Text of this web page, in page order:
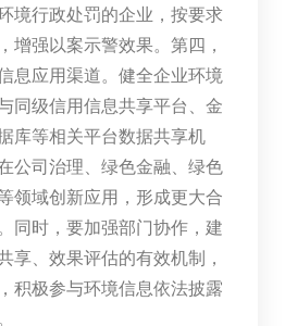
境行政处罚的企业，按要求
增强以案示警效果。第四，
息应用渠道。健全企业环境
同级信用信息共享平台、金
库等相关平台数据共享机
公司治理、绿色金融、绿色
领域创新应用，形成更大合
同时，要加强部门协作，建
享、效果评估的有效机制，
积极参与环境信息依法披露